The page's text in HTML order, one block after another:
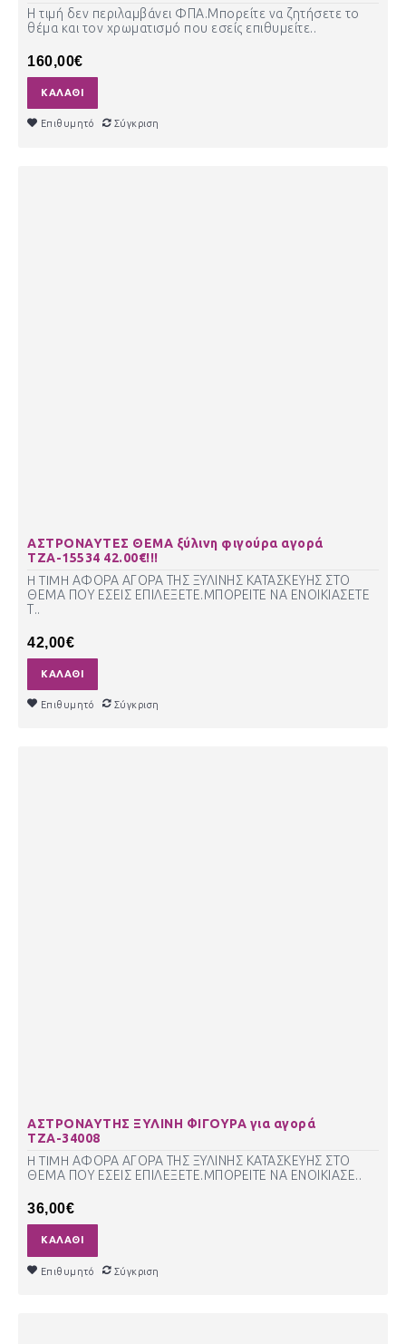
Η τιμή δεν περιλαμβάνει ΦΠΑ.Μπορείτε να ζητήσετε το
θέμα και τον χρωματισμό που εσείς επιθυμείτε..
160,00€
ΚΑΛΆΘΙ
Επιθυμητό Σύγκριση
ΑΣΤΡΟΝΑΥΤΕΣ ΘΕΜΑ ξύλινη φιγούρα αγορά
ΤΖΑ-15534 42.00€!!!
H TIMH ΑΦΟΡΑ ΑΓΟΡΑ ΤΗΣ ΞΥΛΙΝΗΣ ΚΑΤΑΣΚΕΥΗΣ ΣΤΟ
ΘΕΜΑ ΠΟΥ ΕΣΕΙΣ ΕΠΙΛΕΞΕΤΕ.ΜΠΟΡΕΙΤΕ ΝΑ ΕΝΟΙΚΙΑΣΕΤΕ
Τ..
42,00€
ΚΑΛΆΘΙ
Επιθυμητό Σύγκριση
ΑΣΤΡΟΝΑΥΤΗΣ ΞΥΛΙΝΗ ΦΙΓΟΥΡΑ για αγορά
ΤΖΑ-34008
H TIMH ΑΦΟΡΑ ΑΓΟΡΑ ΤΗΣ ΞΥΛΙΝΗΣ ΚΑΤΑΣΚΕΥΗΣ ΣΤΟ
ΘΕΜΑ ΠΟΥ ΕΣΕΙΣ ΕΠΙΛΕΞΕΤΕ.ΜΠΟΡΕΙΤΕ ΝΑ ΕΝΟΙΚΙΑΣΕ..
36,00€
ΚΑΛΆΘΙ
Επιθυμητό Σύγκριση